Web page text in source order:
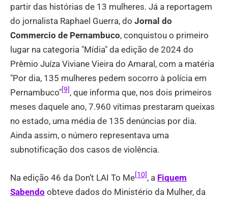
partir das histórias de 13 mulheres. Já a reportagem
do jornalista Raphael Guerra, do Jornal do
Commercio de Pernambuco, conquistou o primeiro
lugar na categoria "Mídia" da edição de 2024 do
Prêmio Juíza Viviane Vieira do Amaral, com a matéria
"Por dia, 135 mulheres pedem socorro à polícia em
Pernambuco"[9], que informa que, nos dois primeiros
meses daquele ano, 7.960 vítimas prestaram queixas
no estado, uma média de 135 denúncias por dia.
Ainda assim, o número representava uma
subnotificação dos casos de violência.
Na edição 46 da Don’t LAI To Me [10] , a Fiquem
Sabendo obteve dados do Ministério da Mulher, da